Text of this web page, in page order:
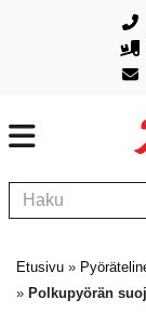
Etusivu »
» Polkupyörän